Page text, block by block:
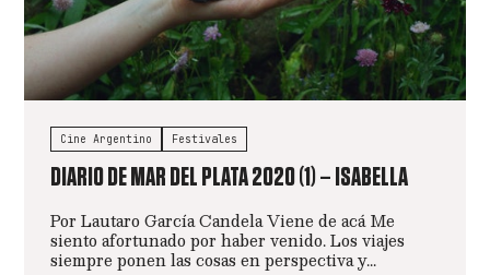
Cine Argentino Festivales
DIARIO DE MAR DEL PLATA 2020 (1) – ISABELLA
Por Lautaro García Candela Viene de acá Me
siento afortunado por haber venido. Los viajes
siempre ponen las cosas en perspectiva y...